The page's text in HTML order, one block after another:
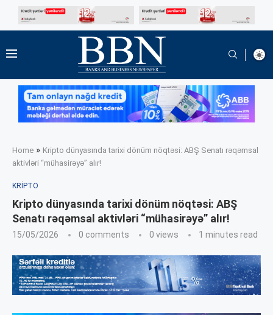
Home » Kripto dünyasında tarixi dönüm nöqtəsi: ABŞ Senatı rəqəmsal
aktivləri “mühasirəyə” alır!
KRIPTO
Kripto dünyasında tarixi dönüm nöqtəsi: ABŞ
Senatı rəqəmsal aktivləri “mühasirəyə” alır!
15/05/2026 0 comments 0 views 1 minutes read